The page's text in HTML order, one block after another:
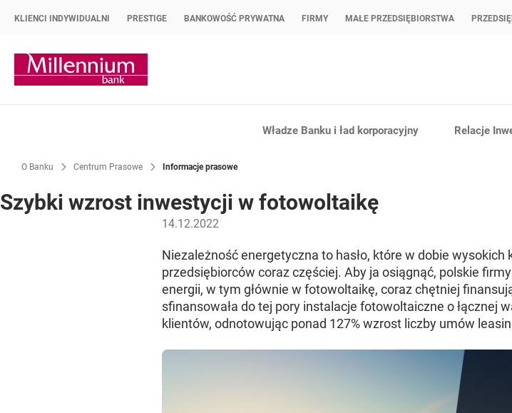
KLIENCI INDYWIDUALNI PRESTIGE BANKOWOŚĆ PRYWATNA FIRMY MAŁE PRZEDSIĘBIORSTWA
Strona główna Bank Millennium
Władze Banku i ład korporacyjny Relacje
O Banku Centrum Prasowe Informacje prasowe
Szybki wzrost inwestycji w fotowoltaikę
14.12.2022
Niezależność energetyczna to hasło, które w dobie
przedsiębiorców coraz częściej. Aby ja osiągnąć, polskie
energii, w tym głównie w fotowoltaikę, coraz chętniej
sfinansowała do tej pory instalacje fotowoltaiczne o łącznej
klientów, odnotowując ponad 127% wzrost liczby umów